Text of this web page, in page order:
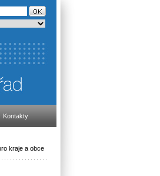
Kontakty
kraje a obce